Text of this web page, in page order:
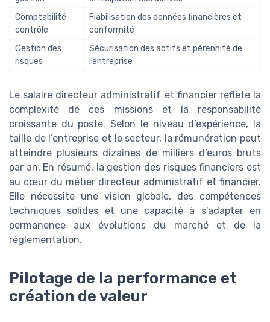
Comptabilité
contrôle
Fiabilisation des données financières et
conformité
Gestion des
risques
Sécurisation des actifs et pérennité de
l’entreprise
Le salaire directeur administratif et financier reflète la
complexité de ces missions et la responsabilité
croissante du poste. Selon le niveau d’expérience, la
taille de l’entreprise et le secteur, la rémunération peut
atteindre plusieurs dizaines de milliers d’euros bruts
par an. En résumé, la gestion des risques financiers est
au cœur du métier directeur administratif et financier.
Elle nécessite une vision globale, des compétences
techniques solides et une capacité à s’adapter en
permanence aux évolutions du marché et de la
réglementation.
Pilotage de la performance et
création de valeur